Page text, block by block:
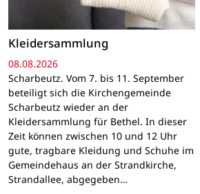
Kleidersammlung
08.08.2026
Scharbeutz. Vom 7. bis 11. September
beteiligt sich die Kirchengemeinde
Scharbeutz wieder an der
Kleidersammlung für Bethel. In dieser
Zeit können zwischen 10 und 12 Uhr
gute, tragbare Kleidung und Schuhe im
Gemeindehaus an der Strandkirche,
Strandallee, abgegeben…